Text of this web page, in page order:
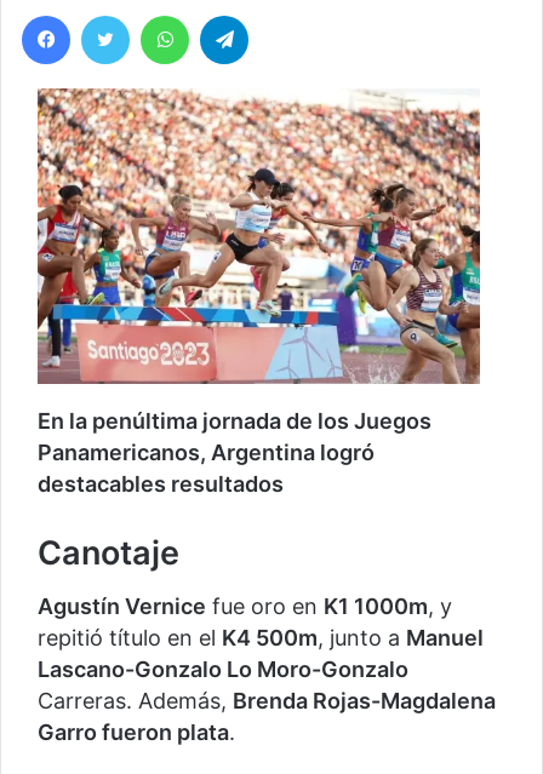
Facebook
Twitter WhatsApp
En la penúltima jornada de los Juegos
Panamericanos, Argentina logró
destacables resultados
Canotaje
Agustín Vernice fue oro en K1 1000m, y
repitió título en el K4 500m, junto a Manuel
Lascano-Gonzalo Lo Moro-Gonzalo
Carreras. Además, Brenda Rojas-Magdalena
Garro fueron plata.